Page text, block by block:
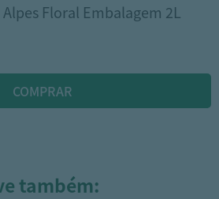
Floral Embalagem 2L
também: